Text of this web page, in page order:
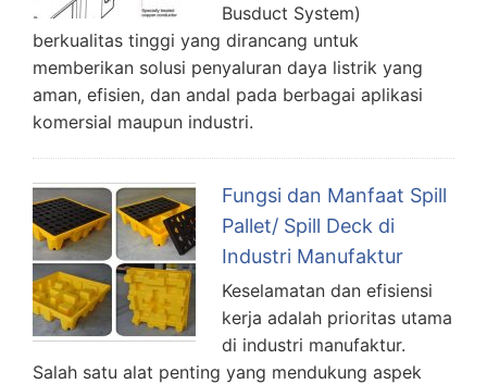
Busduct System)
berkualitas tinggi yang dirancang untuk
memberikan solusi penyaluran daya listrik yang
aman, efisien, dan andal pada berbagai aplikasi
komersial maupun industri.
Fungsi dan Manfaat Spill
Pallet/ Spill Deck di
Industri Manufaktur
Keselamatan dan efisiensi
kerja adalah prioritas utama
di industri manufaktur.
Salah satu alat penting yang mendukung aspek